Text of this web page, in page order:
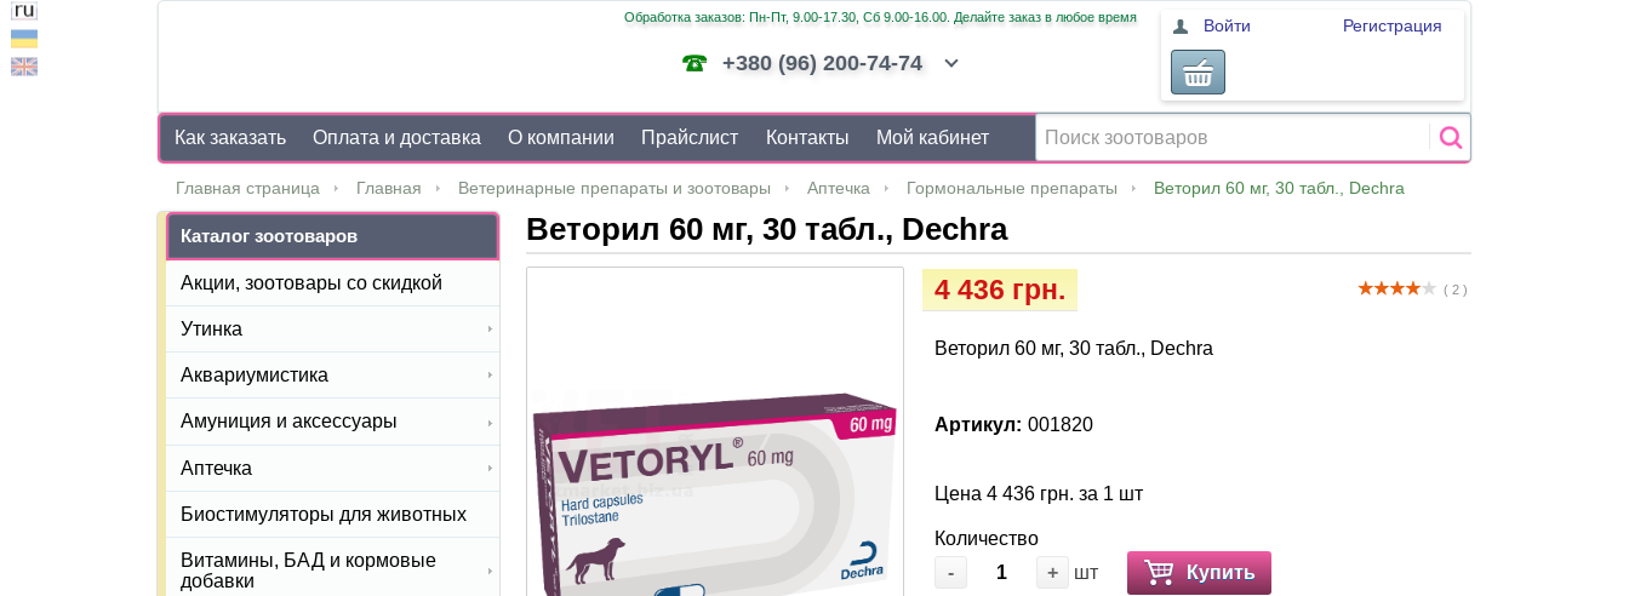
Обработка заказов: Пн-Пт, 9.00-17.30, Сб 9.00-16.00. Делайте заказ в любое время
+380 (96) 200-74-74
Войти Регистрация
Как заказать Оплата и доставка О компании Прайслист Контакты Мой кабинет
Главная страница Главная Ветеринарные препараты и зоотовары Аптечка Гормональные препараты Веторил 60 мг, 30 табл., Dechra
Веторил 60 мг, 30 табл., Dechra
( 2 )
4 436 грн.
Веторил 60 мг, 30 табл., Dechra
Артикул: 001820
Цена 4 436 грн. за 1 шт
Количество
-
+ шт Купить
Каталог зоотоваров
Акции, зоотовары со скидкой
Утинка
Аквариумистика
Амуниция и аксессуары
Аптечка
Биостимуляторы для животных
Витамины, БАД и кормовые
добавки